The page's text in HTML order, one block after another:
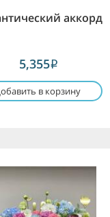
аккорд
5,355i
в корзину